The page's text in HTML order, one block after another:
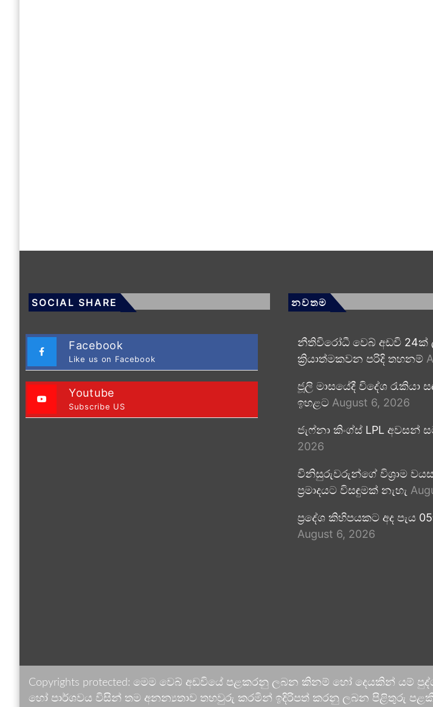
SOCIAL SHARE
Facebook
Like us on Facebook
Youtube
Subscribe US
නවතම
නීතිවිරෝධී වෙබ් අඩවි 24ක්
ක්‍රියාත්මකවන පරිදි තහනම්
ජූලි මාසයේදී විදේශ රැකියා
ඉහළට August 6, 2026
ජැෆ්නා කිංග්ස් LPL අවසන්
2026
විනිසුරුවරුන්ගේ විශ්‍රාම
ප්‍රමාදයට විසඳුමක් නැහැ
ප්‍රදේශ කිහිපයකට අද පැය
August 6, 2026
Copyrights protected: මෙම වෙබ් අඩවියේ පළකරනු ලබන කිනම් හෝ දෙයකින්
හෝ පාර්ශවය විසින් තම අනන්‍යතාව තහවුරු කරමින් ඉදිරිපත් කරනු ලබන පිළිතුරු